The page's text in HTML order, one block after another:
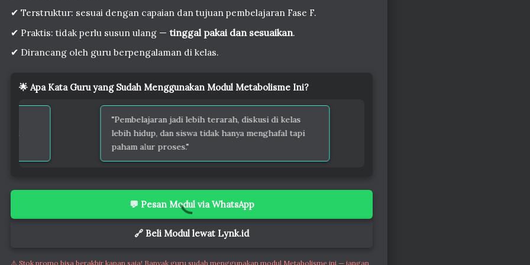
✔ Terstruktur: sesuai dengan capaian dan tujuan pembelajaran Fase F.
✔ Praktis: tidak perlu susun ulang — tinggal pakai dan sesuaikan.
✔ Dirancang oleh guru berpengalaman di kelas.
🌟 Apa Kata Guru yang Sudah Menggunakan Modul Metabolisme Ini?
kelas dan jadwal
"Pembelajaran jadi lebih terarah, diskusi di kelas
lebih hidup, dan siswa tidak hanya menghafal tapi
paham alur proses."
💬 Pesan Modul via WhatsApp
🔗 Beli Modul lewat Lynk.id
⚠️ Stok promo bisa berakhir kapan saja! Banyak guru sudah menggunakan modul Metabolisme ini — jangan